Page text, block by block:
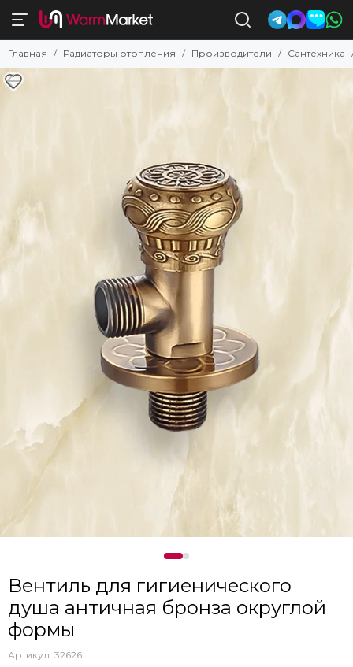
Главная Радиаторы отопления Производители Сантехника
Вентиль для гигиенического
душа античная бронза округлой
формы
Артикул: 32626